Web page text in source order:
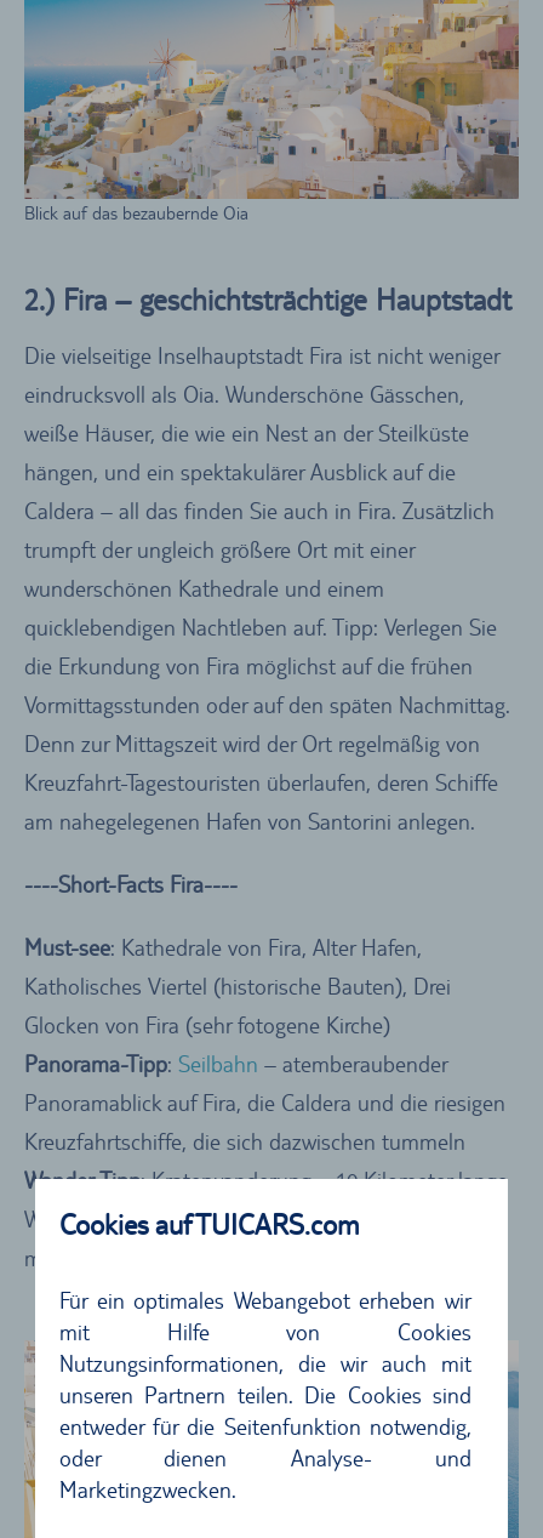
Cookies auf TUICARS.com
Für ein optimales Webangebot erheben wir
mit Hilfe von Cookies
Nutzungsinformationen, die wir auch mit
unseren Partnern teilen. Die Cookies sind
entweder für die Seitenfunktion notwendig,
oder dienen Analyse- und
Marketingzwecken.
Blick auf das bezaubernde Oia
2.) Fira – geschichtsträchtige Hauptstadt
Die vielseitige Inselhauptstadt Fira ist nicht weniger
eindrucksvoll als Oia. Wunderschöne Gässchen,
weiße Häuser, die wie ein Nest an der Steilküste
hängen, und ein spektakulärer Ausblick auf die
Caldera – all das finden Sie auch in Fira. Zusätzlich
trumpft der ungleich größere Ort mit einer
wunderschönen Kathedrale und einem
quicklebendigen Nachtleben auf. Tipp: Verlegen Sie
die Erkundung von Fira möglichst auf die frühen
Vormittagsstunden oder auf den späten Nachmittag.
Denn zur Mittagszeit wird der Ort regelmäßig von
Kreuzfahrt-Tagestouristen überlaufen, deren Schiffe
am nahegelegenen Hafen von Santorini anlegen.
----Short-Facts Fira----
Must-see: Kathedrale von Fira, Alter Hafen,
Katholisches Viertel (historische Bauten), Drei
Glocken von Fira (sehr fotogene Kirche)
Panorama-Tipp: Seilbahn – atemberaubender
Panoramablick auf Fira, die Caldera und die riesigen
Kreuzfahrtschiffe, die sich dazwischen tummeln
Wander-Tipp: Kraterwanderung – 10 Kilometer lange
Wanderung von Fira nach Oia entlang der Caldera;
mit unvergesslichen Ausblicken auf Schritt und Tritt